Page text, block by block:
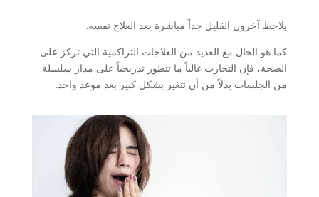
يلاحظ آخرون القليل جداً مباشرة بعد العلاج نفسه.
كما هو الحال مع العديد من العلاجات التراكمية التي تركز على
الصحة، فإن التجارب غالباً ما تتطور تدريجياً على مدار سلسلة
من الجلسات بدلاً من أن تتغير بشكل كبير بعد موعد واحد.